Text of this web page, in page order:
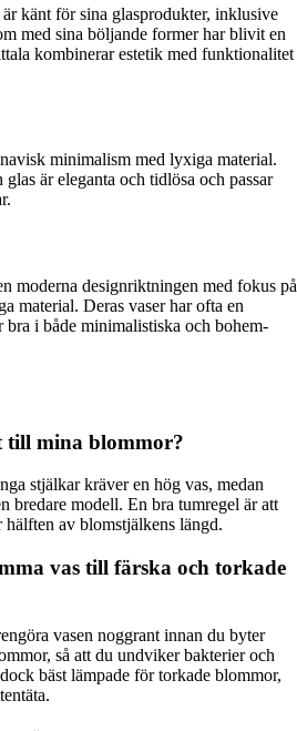
känt för sina glasprodukter, inklusive
med sina böljande former har blivit en
kombinerar estetik med funktionalitet
minimalism med lyxiga material.
är eleganta och tidlösa och passar
moderna designriktningen med fokus på
material. Deras vaser har ofta en
bra i både minimalistiska och bohem-
till mina blommor?
stjälkar kräver en hög vas, medan
bredare modell. En bra tumregel är att
av blomstjälkens längd.
vas till färska och torkade
vasen noggrant innan du byter
så att du undviker bakterier och
bäst lämpade för torkade blommor,